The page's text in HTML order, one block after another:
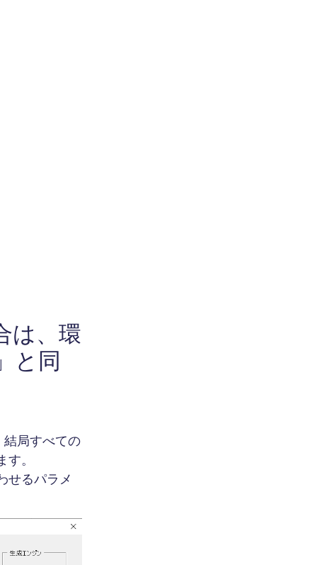
は、環
と同
局すべての
。
せるパラメ